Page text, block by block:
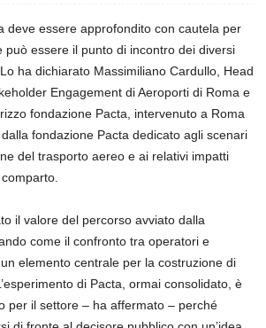
deve essere approfondito con cautela per
può essere il punto di incontro dei diversi
ha dichiarato Massimiliano Cardullo, Head
Engagement di Aeroporti di Roma e
fondazione Pacta, intervenuto a Roma
fondazione Pacta dedicato agli scenari
del trasporto aereo e ai relativi impatti
il valore del percorso avviato dalla
come il confronto tra operatori e
elemento centrale per la costruzione di
di Pacta, ormai consolidato, è
per il settore – ha affermato – perché